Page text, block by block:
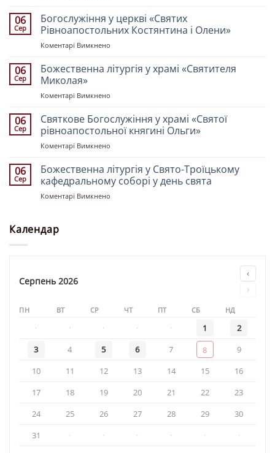
літургія
у
храмі
землі
Української»
06
Сер
Богослужіння у церкві «Святих
Рівноапостольних Костянтина і Олени»
Коментарі Вимкнено
у
церкві
і
Олени»
06
Сер
Божественна літургія у храмі «Святителя
Миколая»
Коментарі Вимкнено
літургія
храмі
06
Сер
Святкове Богослужіння у храмі «Святої
рівноапостольної княгині Ольги»
Коментарі Вимкнено
Богослужіння
храмі
06
Сер
Божественна літургія у Свято-Троїцькому
кафедральному соборі у день свята
Коментарі Вимкнено
Календар
Серпень 2026
‹
›
ПН ВТ СР ЧТ ПТ СБ НД
· · · · · 1
2
3
4 5 6 7 8
9
10
11 12 13 14 15
16
17
18 19 20 21 22
23
24
25 26 27 28 29
30
31
· · · · · ·